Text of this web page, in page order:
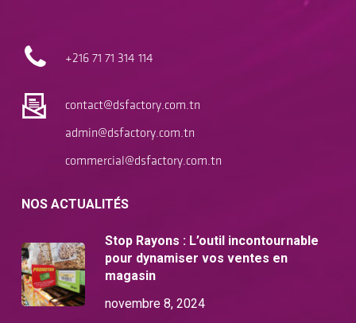
+216 7171 314 114
contact@dsfactory.com.tn
admin@dsfactory.com.tn
commercial@dsfactory.com.tn
NOS ACTUALITÉS
Stop Rayons : L’outil incontournable
pour dynamiser vos ventes en
magasin
novembre 8, 2024